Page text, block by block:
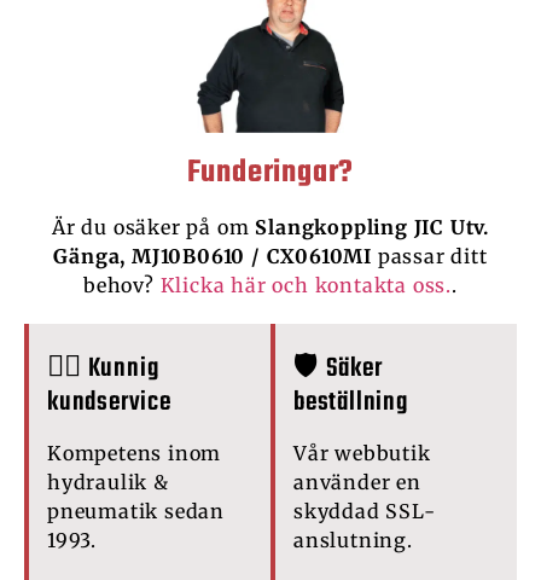
Funderingar?
Är du osäker på om Slangkoppling JIC Utv.
Gänga, MJ10B0610 / CX0610MI passar ditt
behov? Klicka här och kontakta oss..
🙋‍♂️ Kunnig
kundservice
Kompetens inom
hydraulik &
pneumatik sedan
1993.
🛡️ Säker
beställning
Vår webbutik
använder en
skyddad SSL-
anslutning.